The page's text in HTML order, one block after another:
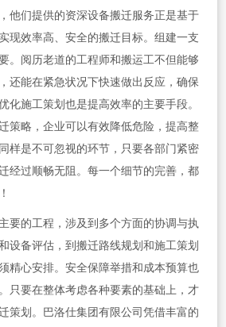
他们提供的资深设备搬迁服务正是基于
现效率高、安全的搬迁目标。组建一支
。阅历老道的工程师和搬运工不但能够
还能在紧急状况下快速做出反应，确保
化施工策划也是提高效率的主要手段。
策略，企业可以有效降低危险，提高整
样是不可忽视的环节，只要各部门紧密
经过顺畅无阻。每一个细节的完善，都
要的工程，涉及到多个方面的协调与执
设备评估，到搬迁路线规划和施工策划
精心安排。安全保障举措和成本预算也
只要在整体考虑各种要素的基础上，才
策划。巴洛仕集团有限公司凭借丰富的